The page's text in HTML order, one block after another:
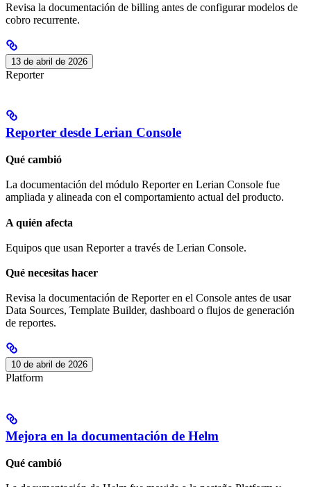
Revisa la documentación de billing antes de configurar modelos de
cobro recurrente.
13 de abril de 2026
Reporter
Reporter desde Lerian Console
Qué cambió
La documentación del módulo Reporter en Lerian Console fue
ampliada y alineada con el comportamiento actual del producto.
A quién afecta
Equipos que usan Reporter a través de Lerian Console.
Qué necesitas hacer
Revisa la documentación de Reporter en el Console antes de usar
Data Sources, Template Builder, dashboard o flujos de generación
de reportes.
10 de abril de 2026
Platform
Mejora en la documentación de Helm
Qué cambió